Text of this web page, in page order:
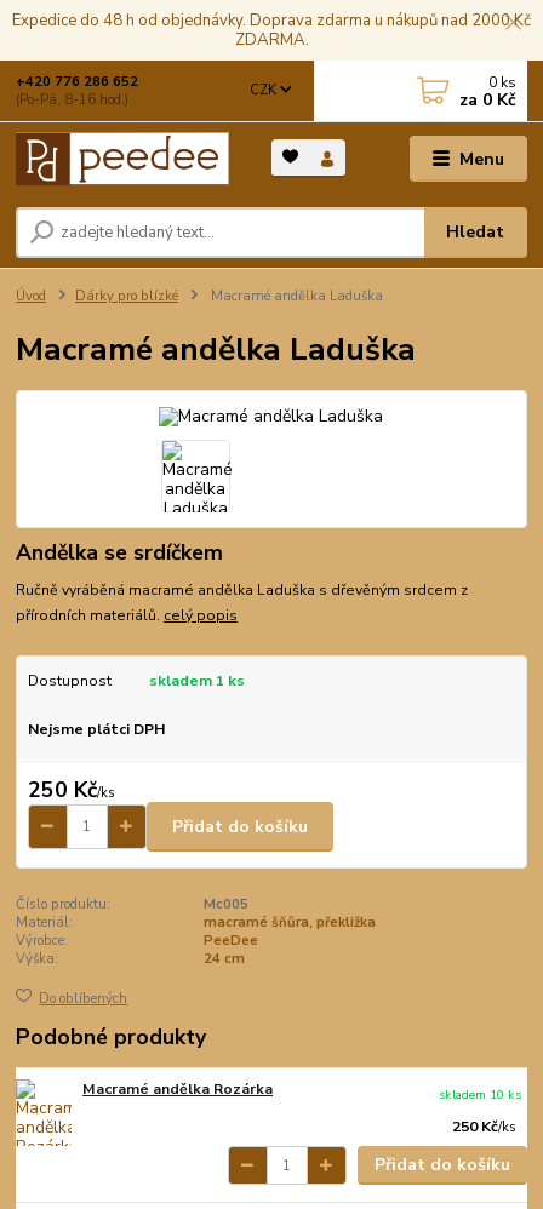
Expedice do 48 h od objednávky. Doprava zdarma u nákupů nad 2000 Kč
ZDARMA.
Menu
CZK
Hledat
+420 776 286 652
(Po-Pá, 8-16 hod.)
0 ks
za 0 Kč
Úvod Dárky pro blízké Macramé andělka Laduška
Macramé andělka Laduška
Andělka se srdíčkem
Ručně vyráběná macramé andělka Laduška s dřevěným srdcem z
přírodních materiálů. celý popis
Dostupnost skladem 1 ks
Nejsme plátci DPH
250 Kč/ks
Přidat do košíku
Číslo produktu:
Mc005
Materiál:
macramé šňůra, překližka
Výrobce:
PeeDee
Výška:
24 cm
Do oblíbených
Podobné produkty
Macramé andělka Rozárka
250 Kč/ks
skladem 10 ks
Přidat do košíku